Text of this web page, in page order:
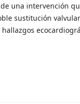
una intervención
sustitución